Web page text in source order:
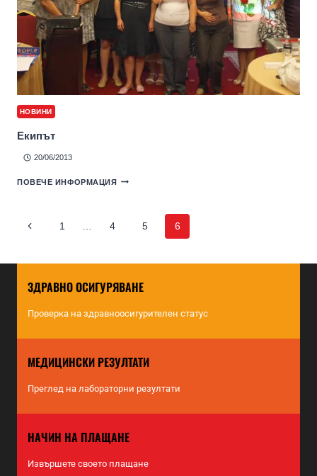
НОВИНИ
Екипът
20/06/2013
ПОВЕЧЕ ИНФОРМАЦИЯ
1 4 5 6
ЗДРАВНО ОСИГУРЯВАНЕ
Проверка на здравноосигурителен статус
МЕДИЦИНСКИ РЕЗУЛТАТИ
Преглед на лабораторни резултати
НАЧИН НА ПЛАЩАНЕ
Извършете своето плащане